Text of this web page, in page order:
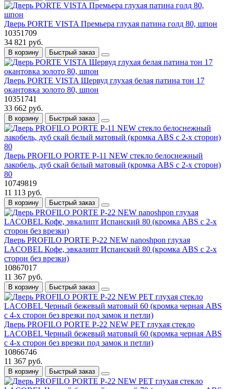
Дверь PORTE VISTA Премьера глухая патина голд 80, шпон
10351709
34 821 руб.
В корзину Быстрый заказ
Дверь PORTE VISTA Шервуд глухая белая патина тон 17
окантовка золото 80, шпон
10351741
33 662 руб.
В корзину Быстрый заказ
Дверь PROFILO PORTE P-11 NEW стекло белоснежный
лакобель, дуб скай белый матовый (кромка ABS с 2-х сторон)
80
10749819
11 113 руб.
В корзину Быстрый заказ
Дверь PROFILO PORTE P-22 NEW nanoshpon глухая
LACOBEL Кофе, эвкалипт Испанский 80 (кромка ABS с 2-х
сторон без врезки)
10867017
11 367 руб.
В корзину Быстрый заказ
Дверь PROFILO PORTE P-22 NEW PET глухая стекло
LACOBEL Черный бежевый матовый 60 (кромка черная ABS
с 4-х сторон без врезки под замок и петли)
10866746
11 367 руб.
В корзину Быстрый заказ